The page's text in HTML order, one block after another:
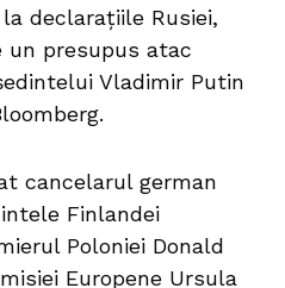
declarațiile Rusiei,
un presupus atac
Vladimir Putin
cancelarul german
Finlandei
Poloniei Donald
Europene Ursula